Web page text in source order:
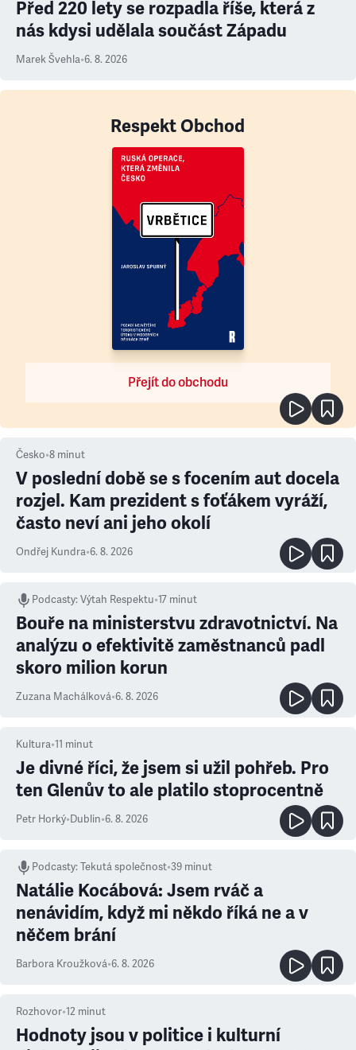
Před 220 lety se rozpadla říše, která z
nás kdysi udělala součást Západu
Marek Švehla•6. 8. 2026
Respekt Obchod
Přejít do obchodu
Česko•8 minut
V poslední době se s focením aut docela
rozjel. Kam prezident s foťákem vyráží,
často neví ani jeho okolí
Ondřej Kundra•6. 8. 2026
Podcasty:Výtah Respektu•17 minut
Bouře na ministerstvu zdravotnictví. Na
analýzu o efektivitě zaměstnanců padl
skoro milion korun
Zuzana Machálková•6. 8. 2026
Kultura•11 minut
Je divné říci, že jsem si užil pohřeb. Pro
ten Glenův to ale platilo stoprocentně
Petr Horký•Dublin•6. 8. 2026
Podcasty:Tekutá společnost•39 minut
Natálie Kocábová: Jsem rváč a
nenávidím, když mi někdo říká ne a v
něčem brání
Barbora Kroužková•6. 8. 2026
Rozhovor•12 minut
Hodnoty jsou v politice i kulturní